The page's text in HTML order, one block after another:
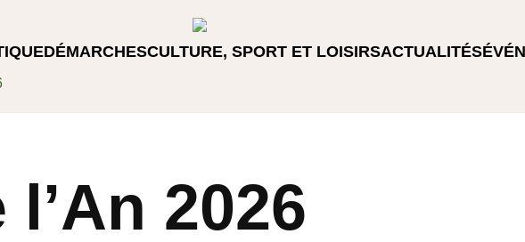
DÉMARCHESCULTURE, SPORT ET LOISIRSACTUALITÉS
2026